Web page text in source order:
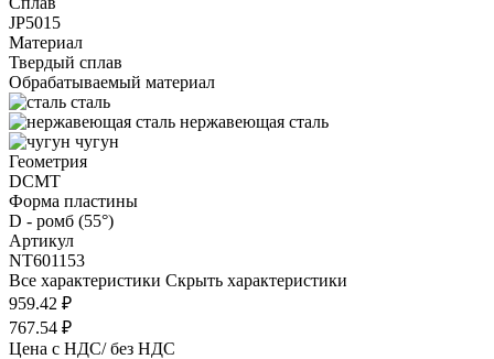
JP5015
Материал
Твердый сплав
Обрабатываемый материал
сталь
нержавеющая сталь
чугун
Геометрия
DCMT
Форма пластины
D - ромб (55°)
Артикул
NT601153
Все характеристики Скрыть характеристики
959.42 ₽
767.54 ₽
Цена с НДС/ без НДС